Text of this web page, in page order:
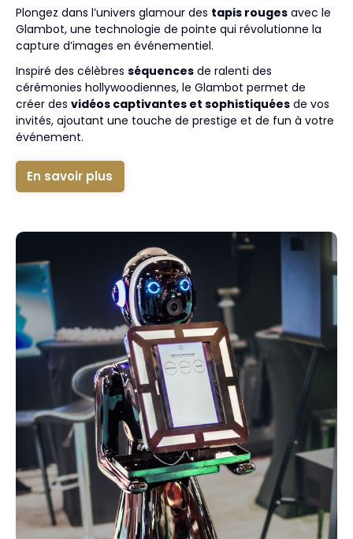
Plongez dans l’univers glamour des tapis rouges avec le
Glambot, une technologie de pointe qui révolutionne la
capture d’images en événementiel.
Inspiré des célèbres séquences de ralenti des
cérémonies hollywoodiennes, le Glambot permet de
créer des vidéos captivantes et sophistiquées de vos
invités, ajoutant une touche de prestige et de fun à votre
événement.
En savoir plus